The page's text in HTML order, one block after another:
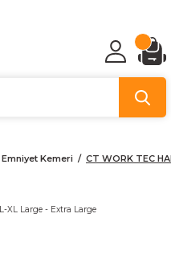
Emniyet Kemeri CT WORK TEC